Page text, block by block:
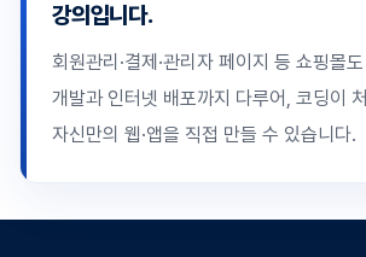
강의입니다.
회원관리·결제·관리자 페이지 등 쇼핑몰
개발과 인터넷 배포까지 다루어, 코딩이
자신만의 웹·앱을 직접 만들 수 있습니다.